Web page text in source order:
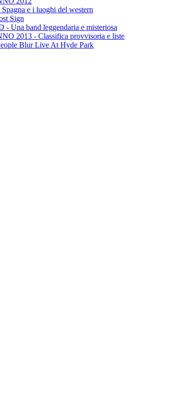
e i luoghi del western
Sign
Una band leggendaria e misteriosa
2013 - Classifica provvisoria e liste
Blur Live At Hyde Park